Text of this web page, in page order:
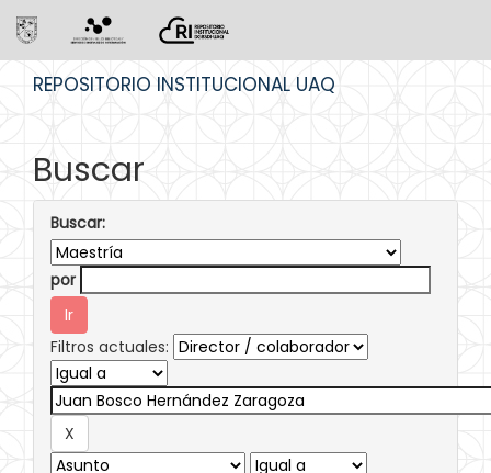
REPOSITORIO INSTITUCIONAL UAQ
Buscar
Buscar:
por
Filtros actuales: